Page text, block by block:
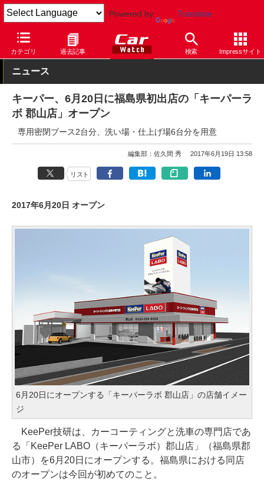
Powered by Translate
カテゴリ 過去記事 検索 Impressサイト
Car Watch 技術 その他
ニュース
キーパー、6月20日に福島県初出店の「キーパーラ
ボ 郡山店」オープン
専用密閉ブース2台分、洗い場・仕上げ場6台分を用意
編集部：佐久間 秀 2017年6月19日 13:58
リスト
2017年6月20日 オープン
6月20日にオープンする「キーパーラボ 郡山店」の店舗イメー
ジ
KeePer技研は、カーコーティングと洗車の専門店であ
る「KeePer LABO（キーパーラボ）郡山店」（福島県郡
山市）を6月20日にオープンする。福島県における同店
のオープンは今回が初めてのこと。